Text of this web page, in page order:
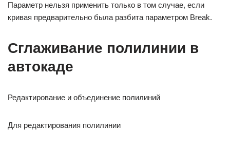
Параметр нельзя применить только в том случае, если
кривая предварительно была разбита параметром Break.
Сглаживание полилинии в
автокаде
Редактирование и объединение полилиний
Для редактирования полилинии